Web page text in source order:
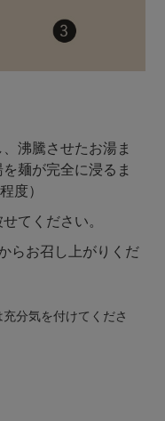
沸騰させたお湯ま
麺が完全に浸るま
度）
てください。
らお召し上がりくだ
分気を付けてくださ